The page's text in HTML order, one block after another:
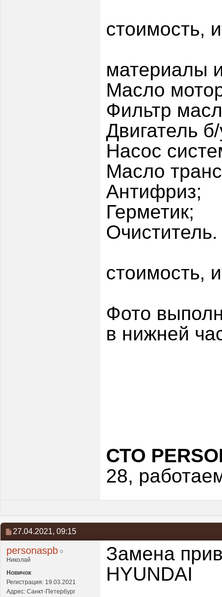
стоимость,
материалы
Масло
Фильтр
Двигатель
Насос
Масло
Антифриз;
Герметик;
Очиститель.
стоимость,
Фото
в нижней
СТО
28,
27.04.2021, 09:15
personaspb
Николай
Новичок
Регистрация: 19.03.2021
Адрес: Санкт-Петербург
Замена
HYUNDAI